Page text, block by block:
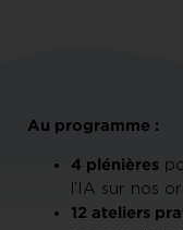
Au programme :
4 plénières
l’IA sur nos
12 ateliers